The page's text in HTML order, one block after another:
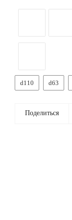
d110 d63
Поделиться